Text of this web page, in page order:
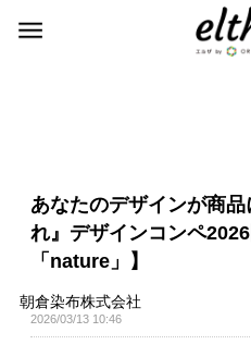
あなたのデザインが商
れ』デザインコンペ
「nature」】
朝倉染布株式会社
2026/03/13 10:46